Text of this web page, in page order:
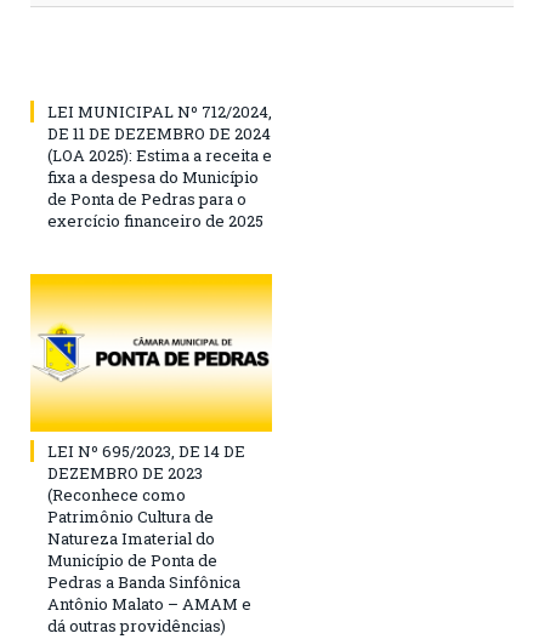
LEI MUNICIPAL Nº 712/2024,
DE 11 DE DEZEMBRO DE 2024
(LOA 2025): Estima a receita e
fixa a despesa do Município
de Ponta de Pedras para o
exercício financeiro de 2025
LEI Nº 695/2023, DE 14 DE
DEZEMBRO DE 2023
(Reconhece como
Patrimônio Cultura de
Natureza Imaterial do
Município de Ponta de
Pedras a Banda Sinfônica
Antônio Malato – AMAM e
dá outras providências)